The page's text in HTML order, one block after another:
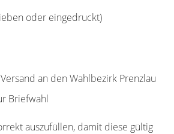
oder eingedruckt)
an den Wahlbezirk Prenzlau
Briefwahl
auszufüllen, damit diese gültig